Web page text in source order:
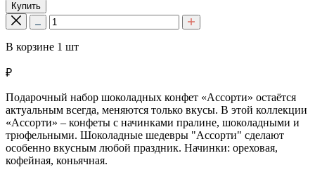
Купить
В корзине 1 шт
₽
Подарочный набор шоколадных конфет «Ассорти» остаётся
актуальным всегда, меняются только вкусы. В этой коллекции
«Ассорти» – конфеты с начинками пралине, шоколадными и
трюфельными. Шоколадные шедевры "Ассорти" сделают
особенно вкусным любой праздник. Начинки: ореховая,
кофейная, коньячная.